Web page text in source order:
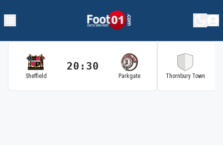
Sheffield
20:30
Parkgate Thornbury Town